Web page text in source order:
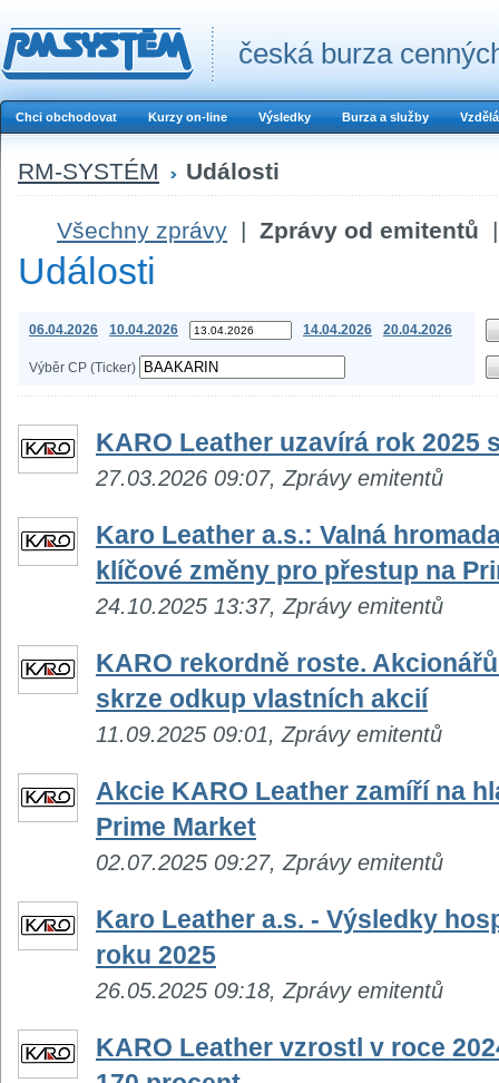
česká burza
Chci obchodovat Kurzy on-line Výsledky Burza a služby
RM-SYSTÉM Události
Všechny zprávy | Zprávy od emitentů |
Události
06.04.2026 10.04.2026 14.04.2026 20.04.2026
Výběr CP (Ticker)
KARO Leather uzavírá rok
27.03.2026 09:07, Zprávy emitentů
Karo Leather a.s.: Valná
klíčové změny pro přestup na
24.10.2025 13:37, Zprávy emitentů
KARO rekordně roste.
skrze odkup vlastních akcií
11.09.2025 09:01, Zprávy emitentů
Akcie KARO Leather zamíří na
Prime Market
02.07.2025 09:27, Zprávy emitentů
Karo Leather a.s. - Výsledky
roku 2025
26.05.2025 09:18, Zprávy emitentů
KARO Leather vzrostl v roce